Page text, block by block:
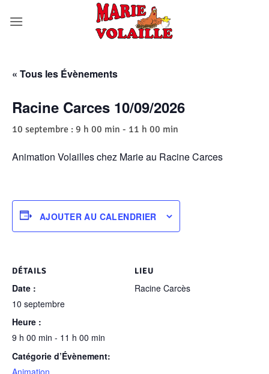
« Tous les Évènements
Racine Carces 10/09/2026
10 septembre : 9 h 00 min - 11 h 00 min
Animation Volailles chez Marie au Racine Carces
AJOUTER AU CALENDRIER
DÉTAILS
Date :
10 septembre
Heure :
9 h 00 min - 11 h 00 min
Catégorie d’Évènement:
Animation
LIEU
Racine Carcès